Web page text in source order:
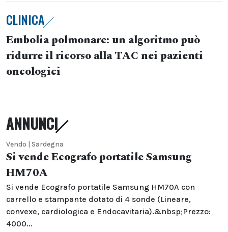
CLINICA
Embolia polmonare: un algoritmo può
ridurre il ricorso alla TAC nei pazienti
oncologici
ANNUNCI
Vendo | Sardegna
Si vende Ecografo portatile Samsung
HM70A
Si vende Ecografo portatile Samsung HM70A con
carrello e stampante dotato di 4 sonde (Lineare,
convexe, cardiologica e Endocavitaria).&nbsp;Prezzo:
4000...